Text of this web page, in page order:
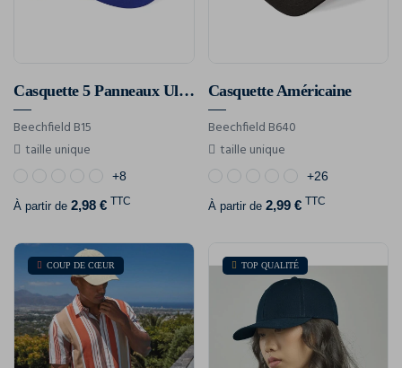
Casquette 5 Panneaux Ultimate
Beechfield B15
taille unique
+8
À partir de 2,98 € TTC
Casquette Américaine
Beechfield B640
taille unique
+26
À partir de 2,99 € TTC
COUP DE CŒUR TOP QUALITÉ